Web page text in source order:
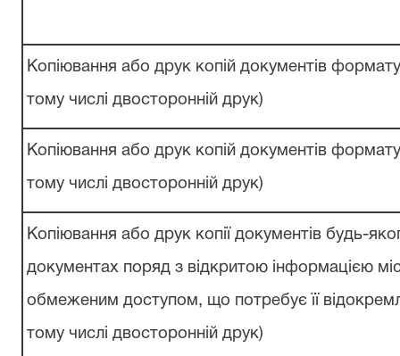
Копіювання або друк копій документів
тому числі двосторонній друк)
Копіювання або друк копій документів
тому числі двосторонній друк)
Копіювання або друк копії документів будь-
документах поряд з відкритою інформацією
обмеженим доступом, що потребує її
тому числі двосторонній друк)